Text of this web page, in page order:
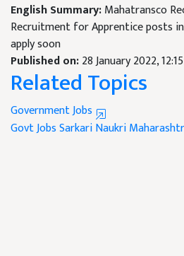
English Summary:Mahatransco
Recruitment for Apprentice posts
apply soon
Published on:28 January 2022,
Related Topics
Government Jobs
Govt JobsSarkari Naukri